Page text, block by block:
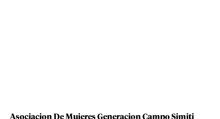
Asociacion De Mujeres Generacion Campo Simiti